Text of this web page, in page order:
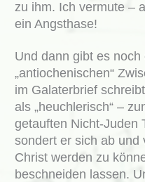
zu ihm. Ich vermute –
ein Angsthase!
Und dann gibt es
„antiochenischen“
im Galaterbrief
als „heuchlerisch“ –
getauften Nicht-Juden
sondert er sich ab und
Christ werden zu
beschneiden lassen.